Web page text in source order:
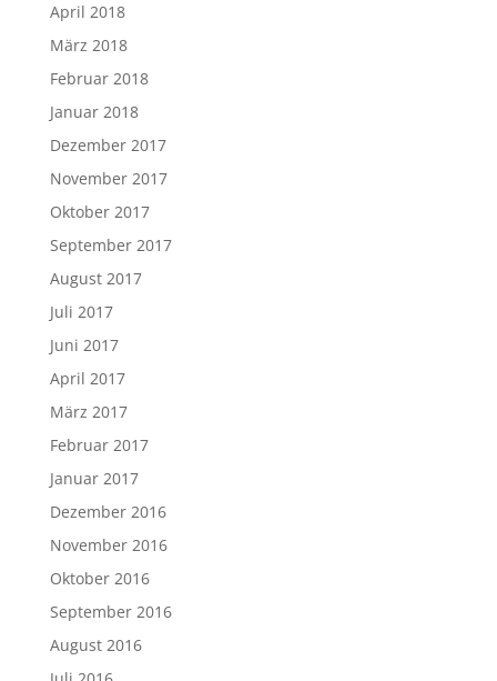
April 2018
März 2018
Februar 2018
Januar 2018
Dezember 2017
November 2017
Oktober 2017
September 2017
August 2017
Juli 2017
Juni 2017
April 2017
März 2017
Februar 2017
Januar 2017
Dezember 2016
November 2016
Oktober 2016
September 2016
August 2016